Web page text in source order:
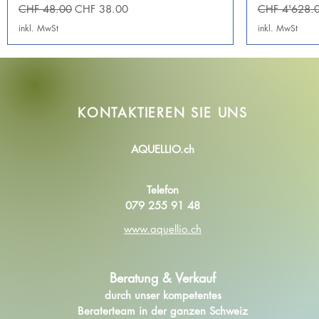
Standardpreis
CHF 48.00 Sale-Preis
CHF 38.00
inkl. MwSt
CHF
inkl. MwSt
KONTAKTIEREN SIE UNS
AQUELLIO.ch
Telefon
079 255 91 48
www.aquellio.ch
Beratung & Verkauf
durch unser kompetentes
Beraterteam in der ganzen Schweiz